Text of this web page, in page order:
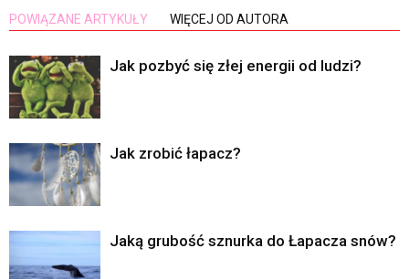
POWIĄZANE ARTYKUŁY WIĘCEJ OD AUTORA
Jak pozbyć się złej energii od ludzi?
Jak zrobić łapacz?
Jaką grubość sznurka do Łapacza snów?